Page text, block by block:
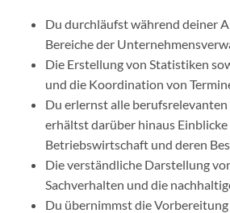
Du durchläufst während deiner
Bereiche der
Die Erstellung von Statistiken
und die Koordination von
Du erlernst alle
erhältst darüber hinaus Einblicke
Betriebswirtschaft und deren
Die verständliche Darstellung
Sachverhalten und die
Du übernimmst die